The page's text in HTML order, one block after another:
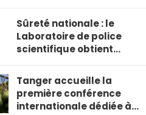
Sûreté nationale : le
Laboratoire de police
scientifique obtient…
Tanger accueille la
première conférence
internationale dédiée à…